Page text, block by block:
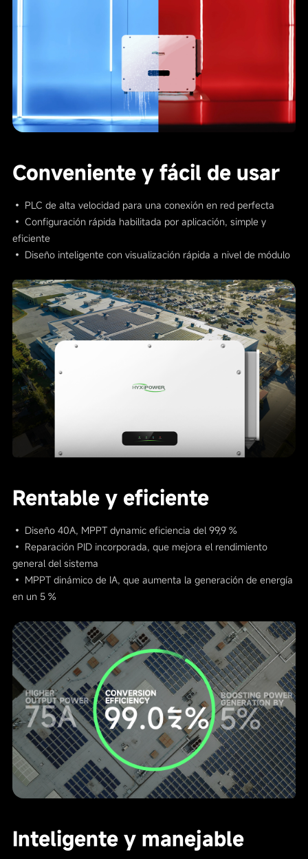
Conveniente y fácil de usar
• PLC de alta velocidad para una conexión en red perfecta
• Configuración rápida habilitada por aplicación, simple y
eficiente
• Diseño inteligente con visualización rápida a nivel de módulo
Rentable y eficiente
• Diseño 40A, MPPT dynamic eficiencia del 99,9 %
• Reparación PID incorporada, que mejora el rendimiento
general del sistema
• MPPT dinámico de IA, que aumenta la generación de energía
en un 5 %
Inteligente y manejable